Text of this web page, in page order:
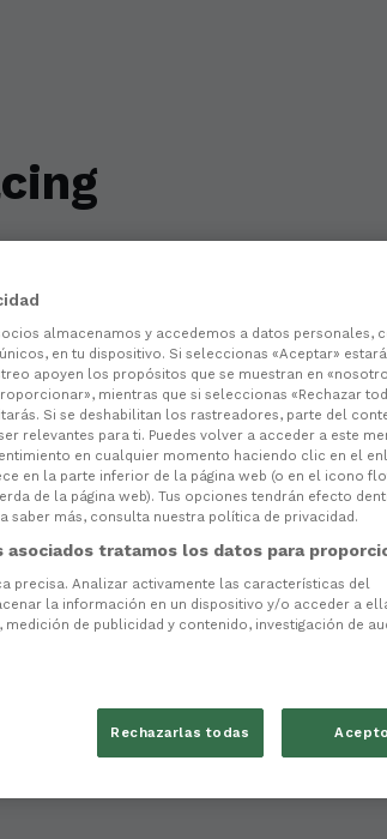
do club e protagonizará
almacenamos y accedemos a datos personales,
en tu dispositivo. Si seleccionas «Aceptar»
apoyen los propósitos que se muestran en
mientras que si seleccionas «Rechazar
Si se deshabilitan los rastreadores, parte del
relevantes para ti. Puedes volver a acceder a este
en cualquier momento haciendo clic en el
en la parte inferior de la página web (o en el icono
de la página web). Tus opciones tendrán efecto
saber más, consulta nuestra política de privacidad.
tratamos los datos para
precisa. Analizar activamente las características del
la información en un dispositivo y/o acceder a
de publicidad y contenido, investigación de
Rechazarlas todas Acepto